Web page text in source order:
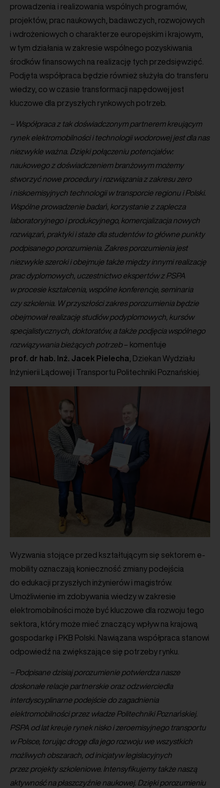
prowadzenia i realizowania wspólnych programów,
projektów, prac naukowych, badawczych, rozwojowych
i wdrożeniowych o charakterze europejskim i krajowym,
w tym działania w zakresie wspólnego pozyskiwania
środków finansowych na realizację tych przedsięwzięć.
Podjęta współpraca będzie również służyła do transferu
wiedzy, co w czasie transformacji napędowej jest
kluczowe dla przyszłych rynkowych potrzeb.
– Współpraca z tak doświadczonym partnerem kreującym
rynek elektromobilności i technologii wodorowej jest dla nas
niezwykle ważna. Dzięki połączeniu potencjałów:
naukowego z doświadczeniem branżowym możemy
stworzyć nowe procedury i rozwiązania z zakresu zero
i niskoemisyjnych technologii w transporcie regionu i Polski.
Wspólne prowadzenie badań, korzystanie z zaplecza
laboratoryjnego i produkcyjnego, komercjalizacja nowych
rozwiązań, praktyki i staże dla studentów to główne punkty
podpisanego porozumienia. Zakres porozumienia jest
niezwykle szeroki i obejmuje także między innymi realizację
prac dyplomowych, uczestnictwo ekspertów z PSPA
w procesie kształcenia, wspólne konferencje, seminaria
czy szkolenia. W przyszłości zakres porozumienia będzie
obejmował realizację studiów podyplomowych, kursów
specjalistycznych, doktoratów, a także podjęcia wspólnego
rozwiązywania bieżących potrzeb– komentuje
prof. dr hab. Inż. Jacek Pielecha , Dziekan Wydziału
Inżynierii Lądowej i Transportu Politechniki Poznańskiej.
Wyzwania stojące przed kształtującym się sektorem e-
mobility oznaczają konieczność zmiany podejścia
do edukacji przyszłych inżynierów i magistrów.
Umożliwienie im zdobywania wiedzy w zakresie
elektromobilności może być kluczowe dla rozwoju tego
sektora, który może mieć znaczący wpływ na krajową
gospodarkę i PKB Polski. Nawiązana współpraca stanowi
odpowiedź na zwiększające się potrzeby rynku.
– Podpisane dzisiaj porozumienie potwierdza nasze
doskonałe relacje partnerskie oraz odzwierciedla
interdyscyplinarne podejście do zagadnienia
elektromobilności przez władze Politechniki Poznańskiej.
PSPA od lat kreuje rynek nisko i zeroemisyjnego transportu
w Polsce, torując drogę dla jego rozwoju we wszystkich
możliwych obszarach, od inicjatyw legislacyjnych
przez projekty szkoleniowe. Intensyfikujemy także naszą
aktywność na płaszczyźnie naukowej. Dzięki porozumieniu